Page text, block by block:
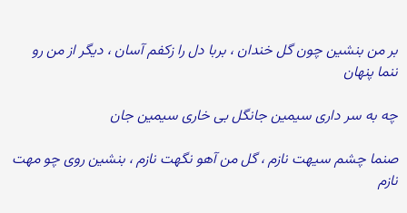
بر من بنشین چون گل خندان ، بربا دل را زکفم آسان ، دیگر از من رو
ننما پنهان
چه به سر داری سیمین جانگل بی خاری سیمین جان
صنما چشم سیهت نازم ، گل من آهو نگهت نازم ، بنشین روی چو مهت
نازم